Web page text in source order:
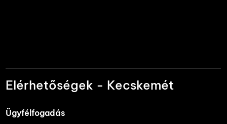
Elérhetőségek - Kecskemét
Ügyfélfogadás